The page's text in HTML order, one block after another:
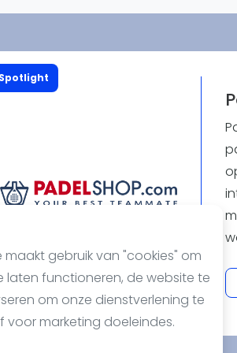
maakt gebruik van "cookies" om
laten functioneren, de website te
om onze dienstverlening te
voor marketing doeleindes.
data
Laatste updates
Spotlight